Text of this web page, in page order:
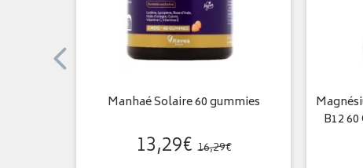
Manhaé Solaire 60 gummies
13,29€ 16,29€
B12